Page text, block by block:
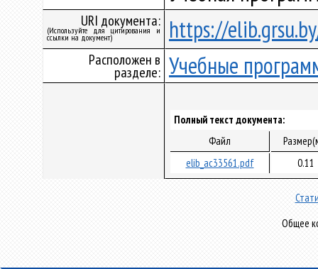
URI документа:
(Используйте для цитирования и
ссылки на документ) https://
Расположен в
разделе: Учебные
Полный текст документа:
Файл
elib_ac33561.pdf
0.11
Общее